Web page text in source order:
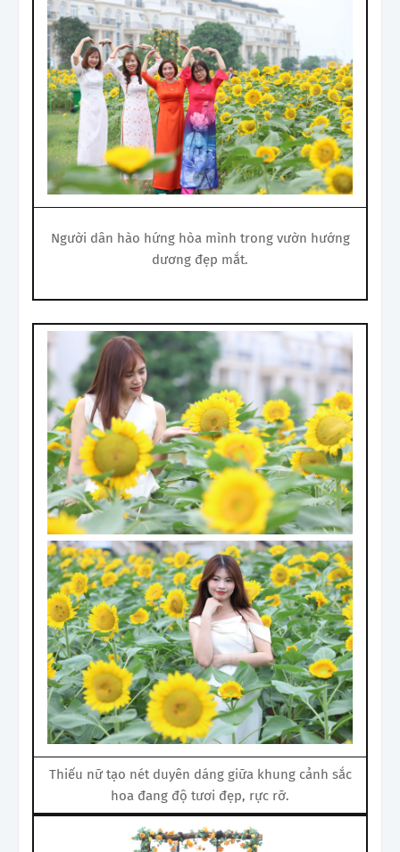
Người dân hào hứng hòa mình trong vườn hướng
dương đẹp mắt.
Thiếu nữ tạo nét duyên dáng giữa khung cảnh sắc
hoa đang độ tươi đẹp, rực rỡ.